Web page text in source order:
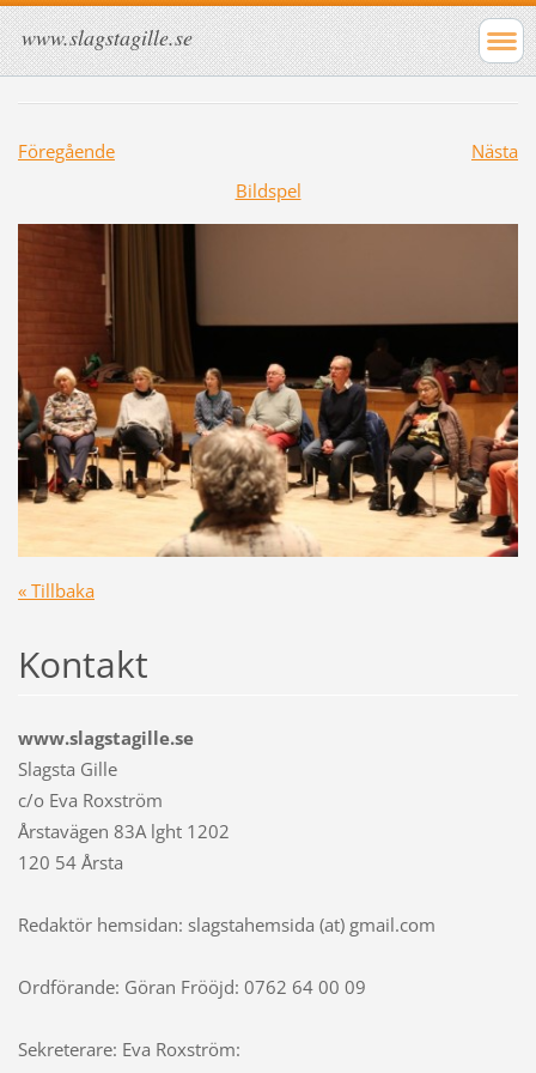
www.slagstagille.se
Föregående
Nästa
Bildspel
« Tillbaka
Kontakt
www.slagstagille.se
Slagsta Gille
c/o Eva Roxström
Årstavägen 83A lght 1202
120 54 Årsta
Redaktör hemsidan: slagstahemsida (at) gmail.com
Ordförande: Göran Frööjd: 0762 64 00 09
Sekreterare: Eva Roxström: